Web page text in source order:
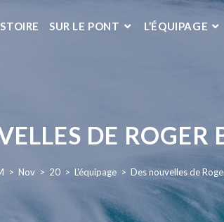
SUR LE PONT L’ÉQUIPAGE
DE ROGER
> Nov > 20 > L'équipage > Des nouvelles de